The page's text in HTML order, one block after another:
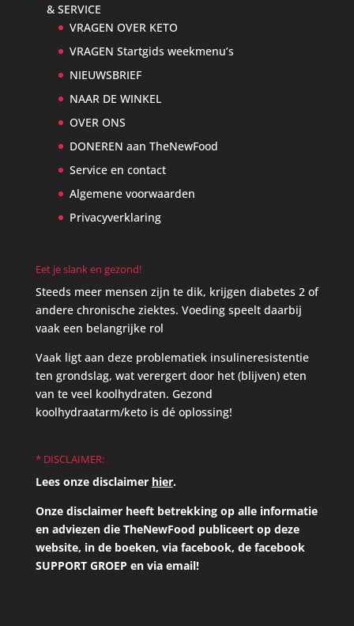
& SERVICE
VRAGEN OVER KETO
VRAGEN Startgids weekmenu’s
NIEUWSBRIEF
NAAR DE WINKEL
OVER ONS
DONEREN aan TheNewFood
Service en contact
Algemene voorwaarden
Privacyverklaring
Eet je slank en gezond!
Steeds meer mensen zijn te dik, krijgen diabetes 2 of
andere chronische ziektes. Voeding speelt daarbij
vaak een belangrijke rol
Vaak ligt aan deze problematiek insulineresistentie
ten grondslag, wat verergert door het (blijven) eten
van te veel koolhydraten. Gezond
koolhydraatarm/keto is dé oplossing!
* DISCLAIMER:
Lees onze disclaimer hier.
Onze disclaimer heeft betrekking op alle informatie
en adviezen die TheNewFood publiceert op deze
website, in de boeken, via facebook, de facebook
SUPPORT GROEP en via email!